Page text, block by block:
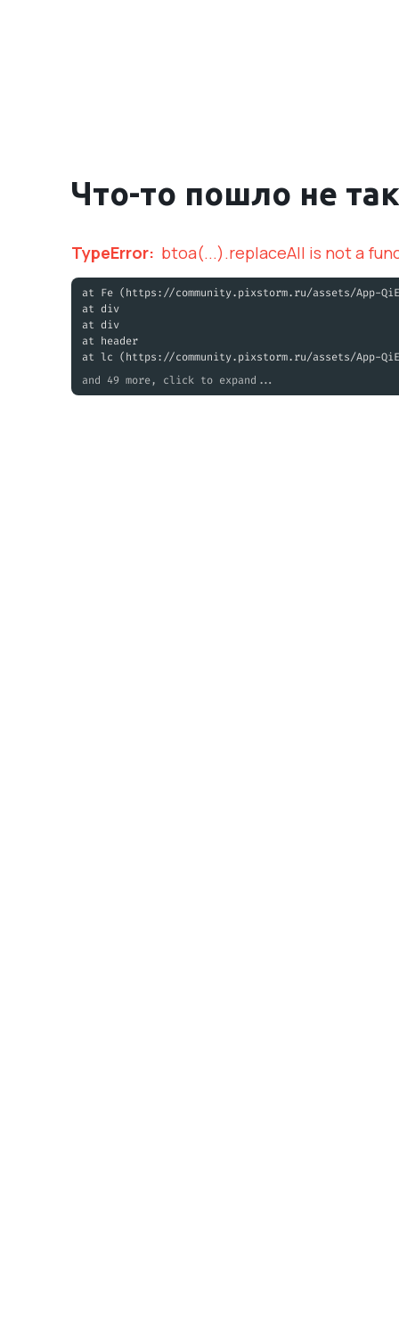
Что-то пошло не так
TypeError: btoa(...).replaceAll is not a
at Fe (https://community.pixstorm.ru/assets/App-
at div
at div
at header
at lc (https://community.pixstorm.ru/assets/App-
and 49 more, click to expand...